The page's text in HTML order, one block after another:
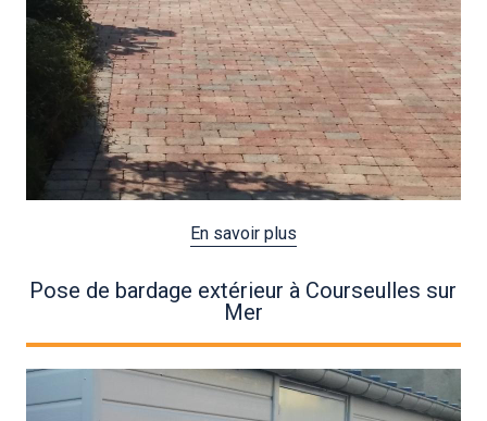
En savoir plus
Pose de bardage extérieur à Courseulles sur
Mer